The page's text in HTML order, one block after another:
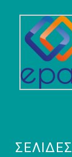
ΣΕΛΊΔΕΣ